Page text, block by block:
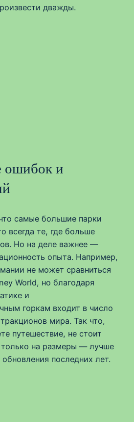
дважды.
ошибок и
самые большие парки
всегда те, где больше
Но на деле важнее —
опыта. Например,
не может сравниться
World, но благодаря
и
горкам входит в число
мира. Так что,
путешествие, не стоит
только на размеры — лучше
последних лет.